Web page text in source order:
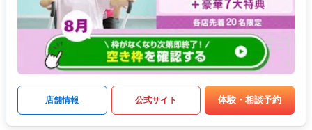
店舗情報 公式サイト 体験・相談予約